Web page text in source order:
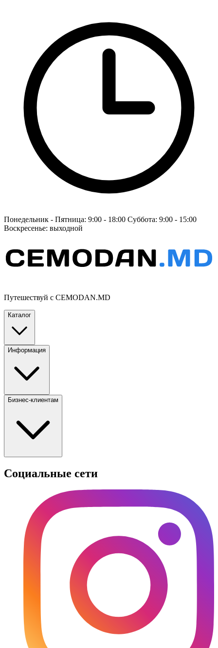
Понедельник - Пятница: 9:00 - 18:00 Суббота: 9:00 - 15:00
Воскресенье: выходной
Путешествуй с CEMODAN.MD
Каталог
Информация
Бизнес-клиентам
Социальные сети